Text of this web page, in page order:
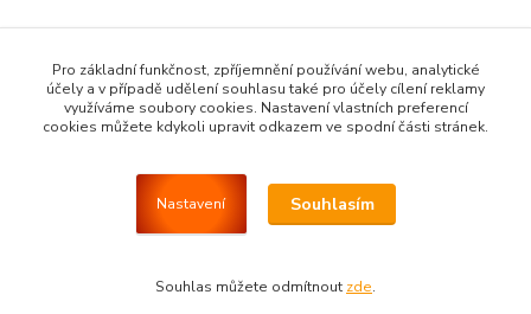
Zboží zařazeno v kategoriích
NOVÉ HRAČKY DOPORUČUJEME
Zvířátka lesní + Hadi + Hmyz
Pro základní funkčnost, zpříjemnění používání webu, analytické
účely a v případě udělení souhlasu také pro účely cílení reklamy
využíváme soubory cookies. Nastavení vlastních preferencí
cookies můžete kdykoli upravit odkazem ve spodní části stránek.
Nastavení Souhlasím
Souhlas můžete odmítnout zde.